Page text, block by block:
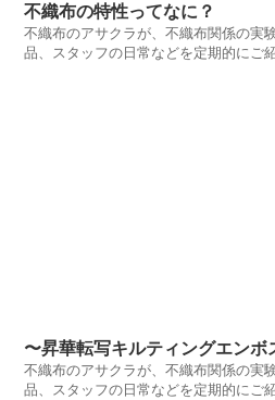
不織布の特性ってなに？
不織布のアサクラが、不織布関係の実
品、スタッフの日常などを定期的にご
〜昇華転写キルティングエンボ
不織布のアサクラが、不織布関係の実
品、スタッフの日常などを定期的にご